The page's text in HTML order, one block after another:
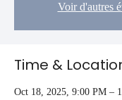
Voir d'autres
Time &
Oct 18, 2025, 9:00 PM –